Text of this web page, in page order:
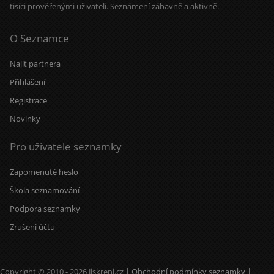
tisíci prověřenými uživateli. Seznámení zábavně a aktivně.
O Seznamce
Najít partnera
Přihlášení
Registrace
Novinky
Pro uživatele seznamky
Zapomenuté heslo
Škola seznamování
Podpora seznamky
Zrušení účtu
Copyright © 2010 - 2026 Jiskreni.cz | Obchodní podmínky seznamky |